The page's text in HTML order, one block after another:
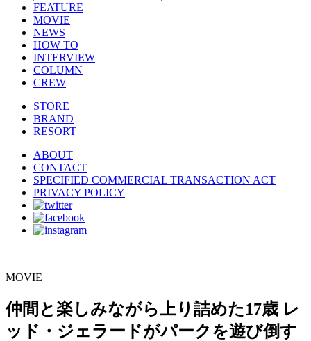
FEATURE
MOVIE
NEWS
HOW TO
INTERVIEW
COLUMN
CREW
STORE
BRAND
RESORT
ABOUT
CONTACT
SPECIFIED COMMERCIAL TRANSACTION ACT
PRIVACY POLICY
MOVIE
仲間と楽しみながら上り詰めた17歳 レ
ッド・ジェラードがパークを遊び倒す